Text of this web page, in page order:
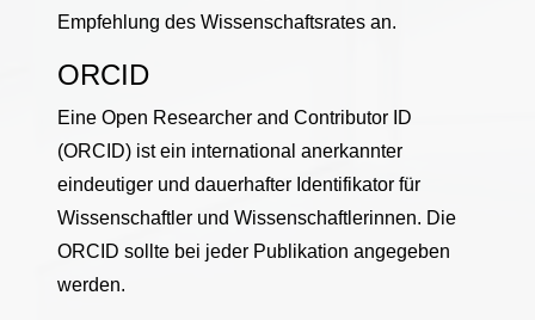
Empfehlung des Wissenschaftsrates an.
ORCID
Eine Open Researcher and Contributor ID
(ORCID) ist ein international anerkannter
eindeutiger und dauerhafter Identifikator für
Wissenschaftler und Wissenschaftlerinnen. Die
ORCID sollte bei jeder Publikation angegeben
werden.